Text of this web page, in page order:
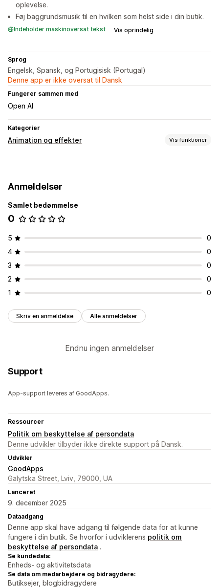
oplevelse.
Føj baggrundsmusik til en hvilken som helst side i din butik.
Indeholder maskinoversat tekst Vis oprindelig
Sprog
Engelsk, Spansk, og Portugisisk (Portugal)
Denne app er ikke oversat til Dansk
Fungerer sammen med
Open AI
Kategorier
Animation og effekter Vis funktioner
Efterår Jul Halloween
Valentinsdag
Vinter
Anmeldelser
Samlet bedømmelse
0
5
0
4
0
3
0
2
0
1
0
Skriv en anmeldelse Alle anmeldelser
Endnu ingen anmeldelser
Support
App-support leveres af GoodApps.
Ressourcer
Politik om beskyttelse af persondata
Denne udvikler tilbyder ikke direkte support på Dansk.
Udvikler
GoodApps
Galytska Street, Lviv, 79000, UA
Lanceret
9. december 2025
Dataadgang
Denne app skal have adgang til følgende data for at kunne
fungere i din butik. Se hvorfor i udviklerens politik om
beskyttelse af persondata .
Se kundedata:
Enheds- og aktivitetsdata
Se data om medarbejdere og bidragydere:
Butiksejer, blogbidragydere